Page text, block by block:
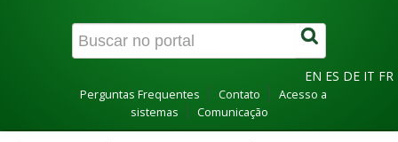
EN ES DE IT FR
Perguntas Frequentes Contato
Acesso a
sistemas
Comunicação